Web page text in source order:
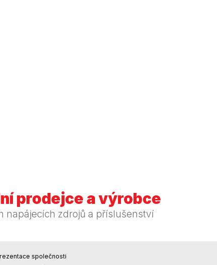
prodejce a výrobce
napájecích zdrojů a příslušenství
společnosti